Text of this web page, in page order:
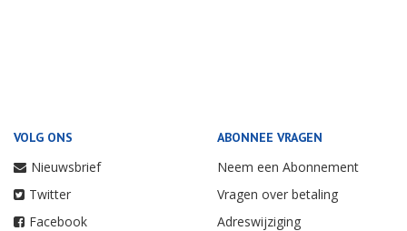
VOLG ONS
Nieuwsbrief
Twitter
Facebook
ABONNEE VRAGEN
Neem een Abonnement
Vragen over betaling
Adreswijziging